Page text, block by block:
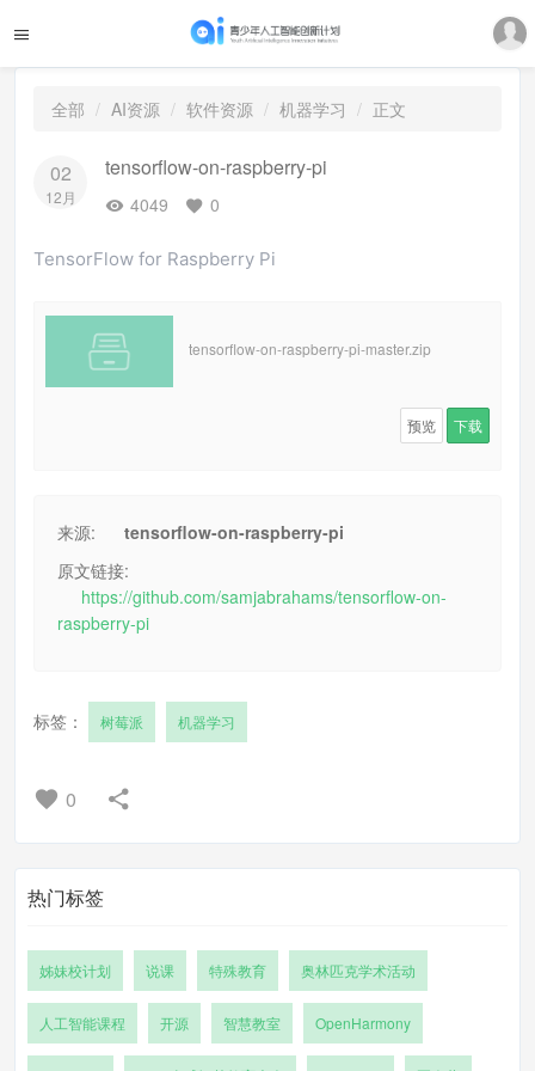
全部 AI资源 软件资源 机器学习 正文
02
12月
tensorflow-on-raspberry-pi
4049 0
TensorFlow for Raspberry Pi
tensorflow-on-raspberry-pi-master.zip
预览 下载
来源:
tensorflow-on-raspberry-pi
原文链接:
https://github.com/samjabrahams/tensorflow-on-
raspberry-pi
标签： 树莓派 机器学习
0
热门标签
姊妹校计划 说课 特殊教育 奥林匹克学术活动
人工智能课程 开源 智慧教室 OpenHarmony